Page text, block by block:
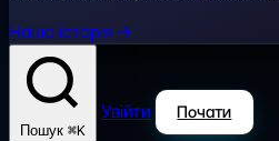
Наша історія →
Пошук ⌘K
Увійти Почати